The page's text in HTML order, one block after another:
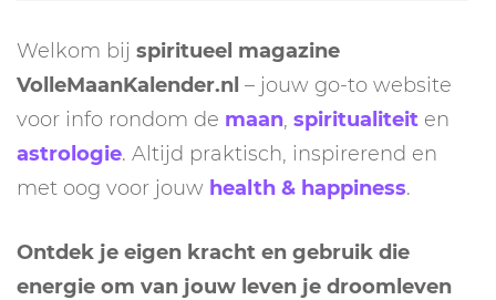
Welkom bij spiritueel magazine
VolleMaanKalender.nl – jouw go-to website
voor info rondom de maan, spiritualiteit en
astrologie. Altijd praktisch, inspirerend en
met oog voor jouw health & happiness.
Ontdek je eigen kracht en gebruik die
energie om van jouw leven je droomleven